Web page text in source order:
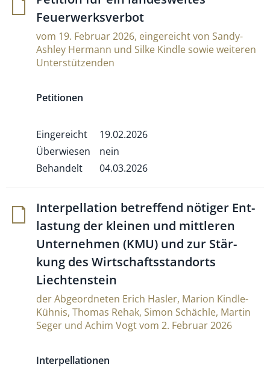
Feuerwerksverbot
vom 19. Februar 2026, eingereicht von Sandy-
Ashley Hermann und Silke Kindle sowie weiteren
Unterstützenden
Petitionen
Eingereicht
19.02.2026
Überwiesen
nein
Behandelt
04.03.2026
Inter­pel­la­tion betref­fend nötiger Ent­
la­stung der kleinen und mitt­leren
Unter­nehmen (KMU) und zur Stär­
kung des Wirt­schafts­stand­orts
Liechtenstein
der Abgeordneten Erich Hasler, Marion Kindle-
Kühnis, Thomas Rehak, Simon Schächle, Martin
Seger und Achim Vogt vom 2. Februar 2026
Interpellationen